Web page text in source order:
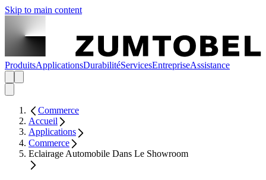
Skip to main content
ProduitsApplicationsDurabilitéServicesEntrepriseAssistance
Commerce
Accueil
Applications
Commerce
Eclairage Automobile Dans Le Showroom